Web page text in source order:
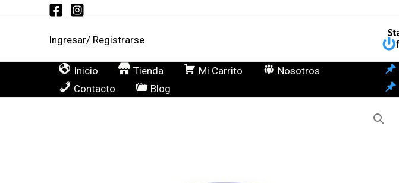
Ingresar/ Registrarse
Inicio Tienda Mi Carrito
Nosotros
Contacto
Blog